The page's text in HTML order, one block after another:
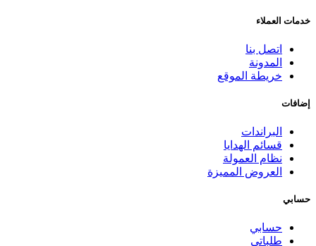
خدمات العملاء
اتصل بنا
المدونة
خريطة الموقع
إضافات
البراندات
قسائم الهدايا
نظام العمولة
العروض المميزة
حسابي
حسابي
طلباتي